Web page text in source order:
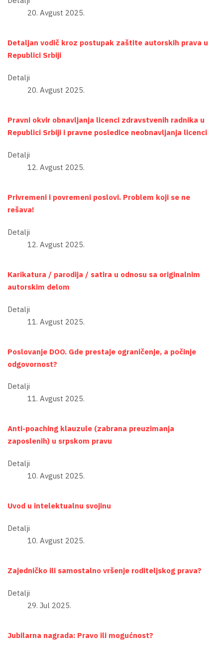
20. Avgust 2025.
Detaljan vodič kroz postupak zaštite autorskih prava u
Republici Srbiji
Detalji
20. Avgust 2025.
Pravni okvir obnavljanja licenci zdravstvenih radnika u
Republici Srbiji i pravne posledice neobnavljanja licenci
Detalji
12. Avgust 2025.
Privremeni i povremeni poslovi. Problem koji se ne
rešava!
Detalji
12. Avgust 2025.
Karikatura / parodija / satira u odnosu sa originalnim
autorskim delom
Detalji
11. Avgust 2025.
Poslovanje DOO. Gde prestaje ograničenje, a počinje
odgovornost?
Detalji
11. Avgust 2025.
Anti-poaching klauzule (zabrana preuzimanja
zaposlenih) u srpskom pravu
Detalji
10. Avgust 2025.
Uvod u intelektualnu svojinu
Detalji
10. Avgust 2025.
Zajedničko ili samostalno vršenje roditeljskog prava?
Detalji
29. Jul 2025.
Jubilarna nagrada: Pravo ili mogućnost?